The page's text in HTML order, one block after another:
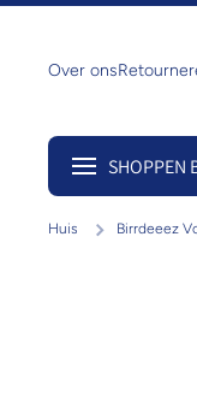
Over ons
SHOPPEN
Huis Birrdeeez